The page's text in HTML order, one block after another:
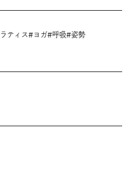
ティス#ヨガ#呼吸#姿勢